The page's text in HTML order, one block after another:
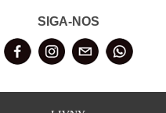
SIGA-NOS